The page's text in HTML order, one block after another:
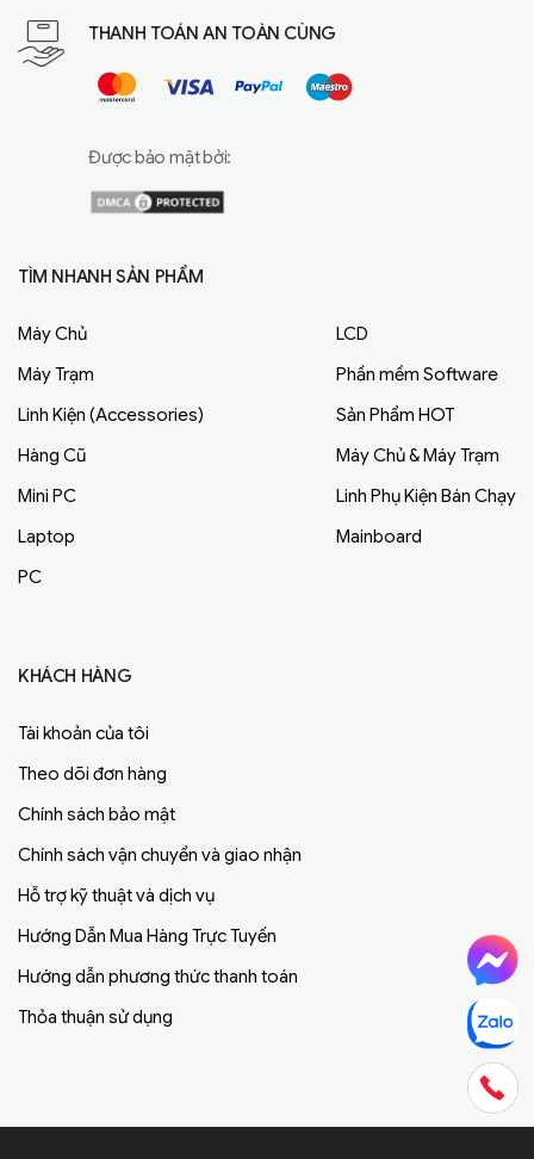
THANH TOÁN AN TOÀN CÙNG
Được bảo mật bởi:
TÌM NHANH SẢN PHẨM
Máy Chủ
Máy Trạm
Linh Kiện (Accessories)
Hàng Cũ
Mini PC
Laptop
PC
LCD
Phần mềm Software
Sản Phẩm HOT
Máy Chủ & Máy Trạm
Linh Phụ Kiện Bán Chạy
Mainboard
KHÁCH HÀNG
Tài khoản của tôi
Theo dõi đơn hàng
Chính sách bảo mật
Chính sách vận chuyển và giao nhận
Hỗ trợ kỹ thuật và dịch vụ
Hướng Dẫn Mua Hàng Trực Tuyến
Hướng dẫn phương thức thanh toán
Thỏa thuận sử dụng